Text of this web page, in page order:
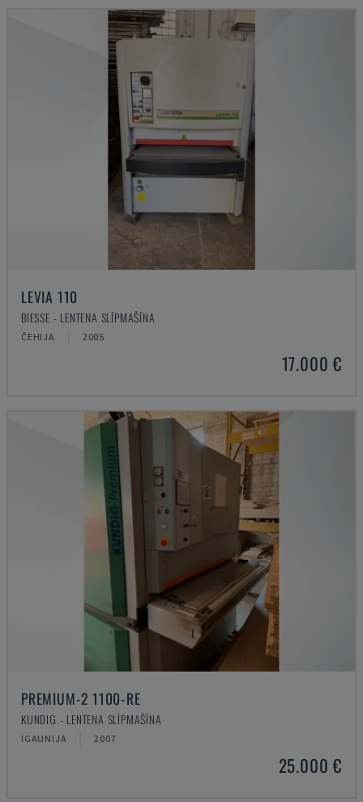
LEVIA 110
BIESSE - LENTEŅA SLĪPMAŠĪNA
ČEHIJA 2005
17.000 €
PREMIUM-2 1100-RE
KUNDIG - LENTEŅA SLĪPMAŠĪNA
IGAUNIJA 2007
25.000 €